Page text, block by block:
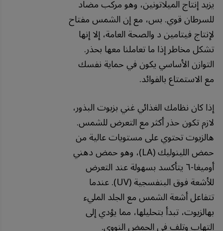
يزيد إنتاج الميلاتونين، وهو مركب مضاد
للسرطان قوي. بس، مع إن الشمس مفتاح
لإنتاج فيتامين د والصحة العامة، إلا إنها
تشكل مخاطر إذا ما تعاملنا معها بحذر.
التوازن الأساسي يكون في حماية نفسك
مع الاستمتاع بالفوائد.
إذا كان نظامك الغذائي غني بزيوت البذور،
لازم تكون حذر أكثر مع التعرض للشمس.
هالزيوت تحتوي على مستويات عالية من
حمض اللينوليك (LA)، وهو حمض دهني
أوميغا-٦ يتأكسد بسهولة عند التعرض
للأشعة فوق البنفسجية (UV). عندما
تتفاعل أشعة الشمس مع الجلد المليء
بهالزيوت، تبدأ بتحليلها، مما يؤدي إلى
التهاب وتلف في الحمض النووي.